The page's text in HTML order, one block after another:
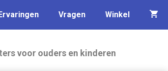
Vragen Winkel
voor ouders en kinderen